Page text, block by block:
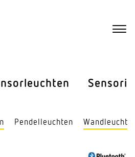
Sensorik
Pendel­leuchten